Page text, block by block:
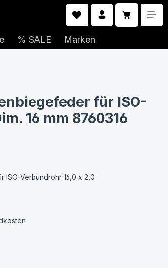
% SALE Marken
für ISO-
16 mm 8760316
ISO-Verbundrohr 16,0 x 2,0